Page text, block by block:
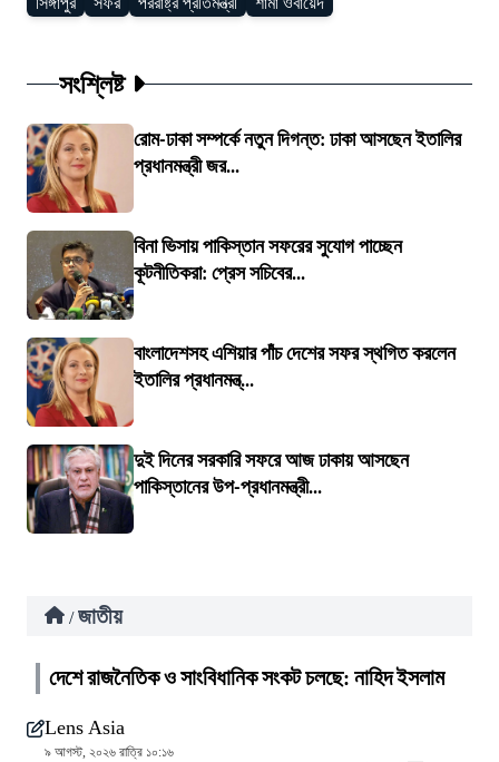
সংশ্লিষ্ট
রোম-ঢাকা সম্পর্কে নতুন দিগন্ত: ঢাকা আসছেন ইতালির
প্রধানমন্ত্রী জর...
বিনা ভিসায় পাকিস্তান সফরের সুযোগ পাচ্ছেন
কূটনীতিকরা: প্রেস সচিবের...
বাংলাদেশসহ এশিয়ার পাঁচ দেশের সফর স্থগিত করলেন
ইতালির প্রধানমন্ত্...
দুই দিনের সরকারি সফরে আজ ঢাকায় আসছেন
পাকিস্তানের উপ-প্রধানমন্ত্রী...
/ জাতীয়
দেশে রাজনৈতিক ও সাংবিধানিক সংকট চলছে: নাহিদ ইসলাম
Lens Asia
৯ আগস্ট, ২০২৬ রাত্রি ১০:১৬